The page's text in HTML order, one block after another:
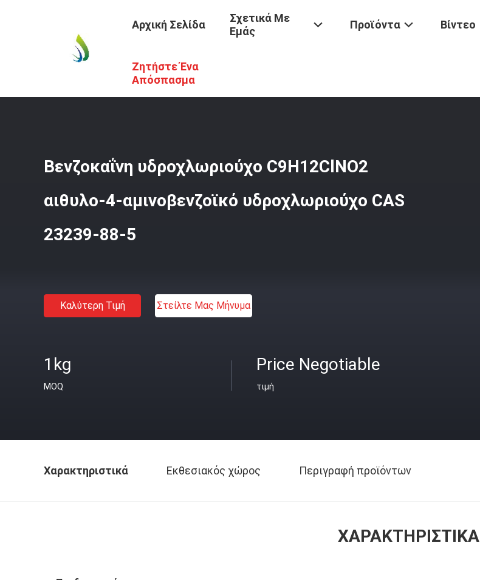
Αρχική Σελίδα
Σχετικά Με
Εμάς
Προϊόντα Βίντεο
Ζητήστε Ένα
Απόσπασμα
Προϊόντα / Φαρμακευτικές Πρώτες Ύλες
Βενζοκαΐνη υδροχλωριούχο C9H12ClNO2
αιθυλο-4-αμινοβενζοϊκό υδροχλωριούχο CAS
23239-88-5
Καλύτερη Τιμή Στείλτε Μας Μήνυμα
1kg
MOQ
Price Negotiable
τιμή
Χαρακτηριστικά Εκθεσιακός χώρος Περιγραφή προϊόντων
ΧΑΡΑΚΤΗΡΙΣΤΙΚΆ